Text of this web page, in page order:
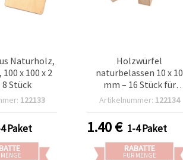
Naturholz,
x 100 x 2
Stück
122133
Paket
Holzwürfel
naturbelassen 10 x 10
mm – 16 Stück für
Basteln & DIY
Artikelnummer: 122134
1.40€ 1-4 Paket
RABATTE
FÜR MENGE